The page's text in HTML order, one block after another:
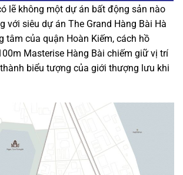
lẽ không một dự án bất động sản nào
với siêu dự án The Grand Hàng Bài Hà
tâm của quận Hoàn Kiếm, cách hồ
Masterise Hàng Bài chiếm giữ vị trí
biểu tượng của giới thượng lưu khi